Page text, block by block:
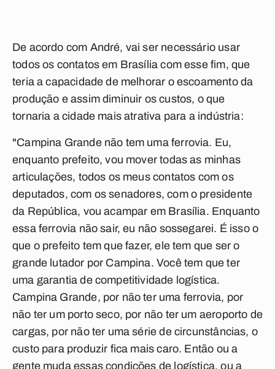
De acordo com André, vai ser necessário usar
todos os contatos em Brasília com esse fim, que
teria a capacidade de melhorar o escoamento da
produção e assim diminuir os custos, o que
tornaria a cidade mais atrativa para a indústria:
"Campina Grande não tem uma ferrovia. Eu,
enquanto prefeito, vou mover todas as minhas
articulações, todos os meus contatos com os
deputados, com os senadores, com o presidente
da República, vou acampar em Brasília. Enquanto
essa ferrovia não sair, eu não sossegarei. É isso o
que o prefeito tem que fazer, ele tem que ser o
grande lutador por Campina. Você tem que ter
uma garantia de competitividade logística.
Campina Grande, por não ter uma ferrovia, por
não ter um porto seco, por não ter um aeroporto de
cargas, por não ter uma série de circunstâncias, o
custo para produzir fica mais caro. Então ou a
gente muda essas condições de logística, ou a